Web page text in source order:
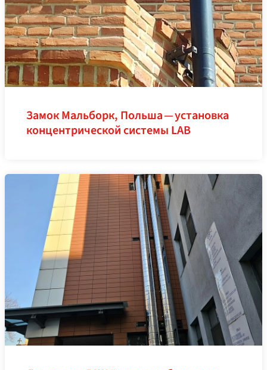
Замок Мальборк, Польша — установка
концентрической системы LAB